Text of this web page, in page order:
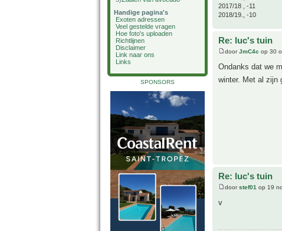
Handige pagina's
Exoten adressen
Veel gestelde vragen
Hoe foto's uploaden
Richtlijnen
Disclaimer
Link naar ons
Links
SPONSORS
2017/18 , -11
2018/19., -10
Re: luc's tuin
doorJmC4c op 30
Ondanks dat we
winter. Met al zijn
Re: luc's tuin
doorstef01 op 19
v